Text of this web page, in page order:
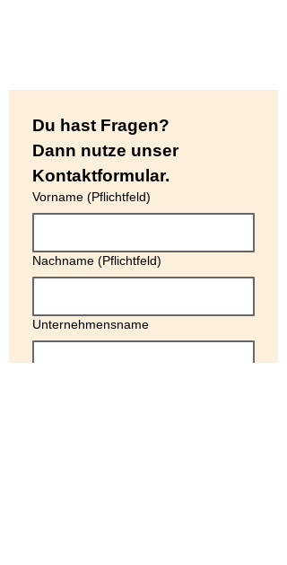
Dann nutze unser
Kontaktformular.
Vorname (Pflichtfeld)
Nachname (Pflichtfeld)
Unternehmensname